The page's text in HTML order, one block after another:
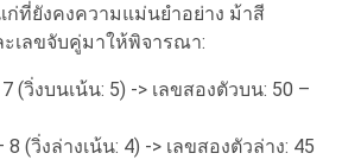
ก่ที่ยังคงความแม่นยำอย่าง ม้าสี
เลขจับคู่มาให้พิจารณา:
(วิ่งบนเน้น: 5) -> เลขสองตัวบน: 50 –
8 (วิ่งล่างเน้น: 4) -> เลขสองตัวล่าง: 45